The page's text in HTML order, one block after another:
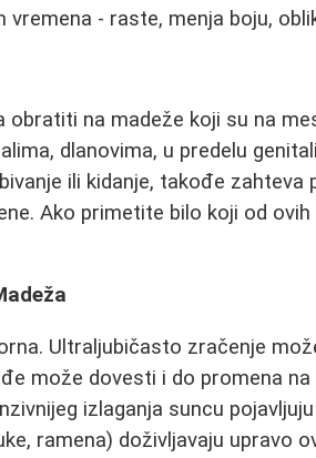
- raste, menja boju,
obratiti na madeže koji su na
dlanovima, u predelu
ili kidanje, takođe zahteva
Ako primetite bilo koji od
Ultraljubičasto zračenje
može dovesti i do promena
izlaganja suncu
ramena) doživljavaju upravo